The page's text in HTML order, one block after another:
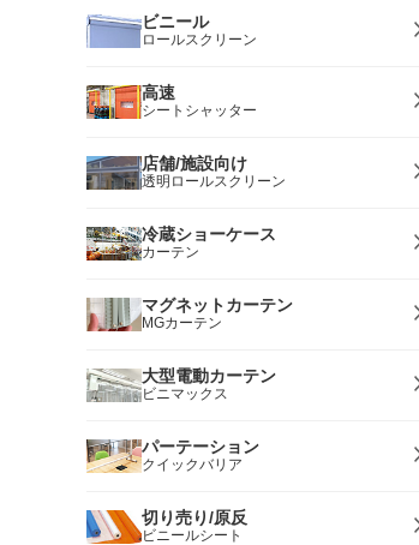
ビニール
ロールスクリーン
高速
シートシャッター
店舗/施設向け
透明ロールスクリーン
冷蔵ショーケース
カーテン
マグネットカーテン
MGカーテン
大型電動カーテン
ビニマックス
パーテーション
クイックバリア
切り売り/原反
ビニールシート